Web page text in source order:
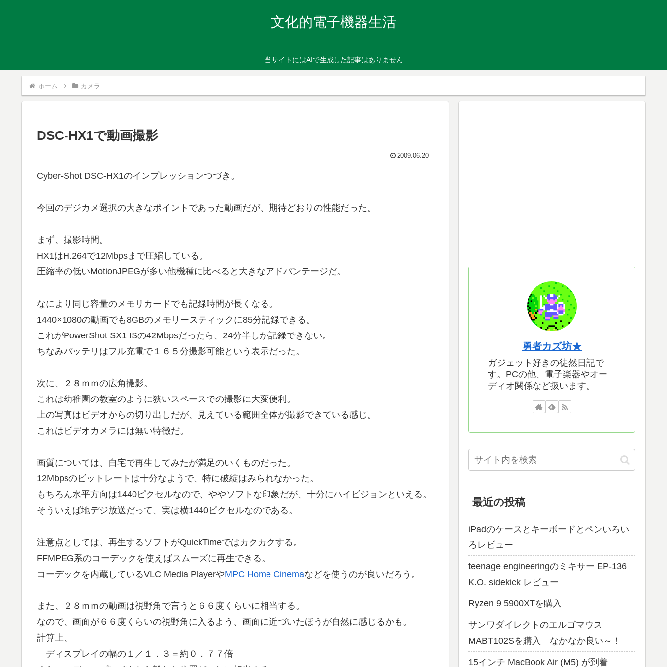
文化的電子機器生活
当サイトにはAIで生成した記事はありません
ホーム カメラ
DSC-HX1で動画撮影
2009.06.20
Cyber-Shot DSC-HX1のインプレッションつづき。
今回のデジカメ選択の大きなポイントであった動画だが、期待どおりの性能だった。
まず、撮影時間。
HX1はH.264で12Mbpsまで圧縮している。
圧縮率の低いMotionJPEGが多い他機種に比べると大きなアドバンテージだ。
なにより同じ容量のメモリカードでも記録時間が長くなる。
1440×1080の動画でも8GBのメモリースティックに85分記録できる。
これがPowerShot SX1 ISの42Mbpsだったら、24分半しか記録できない。
ちなみバッテリはフル充電で１６５分撮影可能という表示だった。
次に、２８ｍｍの広角撮影。
これは幼稚園の教室のように狭いスペースでの撮影に大変便利。
上の写真はビデオからの切り出しだが、見えている範囲全体が撮影できている感じ。
これはビデオカメラには無い特徴だ。
画質については、自宅で再生してみたが満足のいくものだった。
12Mbpsのビットレートは十分なようで、特に破綻はみられなかった。
もちろん水平方向は1440ピクセルなので、ややソフトな印象だが、十分にハイビジョンといえる。
そういえば地デジ放送だって、実は横1440ピクセルなのである。
注意点としては、再生するソフトがQuickTimeではカクカクする。
FFMPEG系のコーデックを使えばスムーズに再生できる。
コーデックを内蔵しているVLC Media PlayerやMPC Home Cinemaなどを使うのが良いだろう。
また、２８ｍｍの動画は視野角で言うと６６度くらいに相当する。
なので、画面が６６度くらいの視野角に入るよう、画面に近づいたほうが自然に感じるかも。
計算上、
ディスプレイの幅の１／１．３＝約０．７７倍
勇者カズ坊★
ガジェット好きの徒然日記で
す。PCの他、電子楽器やオー
ディオ関係など扱います。
最近の投稿
iPadのケースとキーボードとペンいろい
ろレビュー
teenage engineeringのミキサー EP-136
K.O. sidekick レビュー
Ryzen 9 5900XTを購入
サンワダイレクトのエルゴマウス
MABT102Sを購入 なかなか良い～！
15インチ MacBook Air (M5) が到着